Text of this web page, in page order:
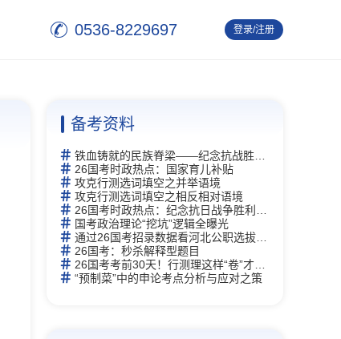
0536-8229697
登录/注册
备考资料
铁血铸就的民族脊梁——纪念抗战胜利80周年
26国考时政热点：国家育儿补贴
攻克行测选词填空之并举语境
攻克行测选词填空之相反相对语境
26国考时政热点：纪念抗日战争胜利80周年
国考政治理论“挖坑”逻辑全曝光
通过26国考招录数据看河北公职选拔新逻辑
26国考：秒杀解释型题目
26国考考前30天！行测理这样“卷”才能赢
“预制菜”中的申论考点分析与应对之策